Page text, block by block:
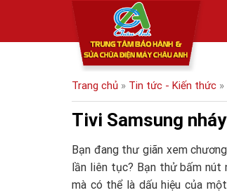
content
Trang chủ » Tin tức - Kiến thức »
Tivi Samsung
Bạn đang thư giãn xem
lần liên tục? Bạn thử bấm nút
mà có thể là dấu hiệu của